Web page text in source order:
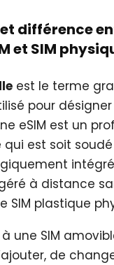
différence
et SIM
est le terme
pour désigner
eSIM est un
est soit
à distance
SIM plastique
une SIM
de